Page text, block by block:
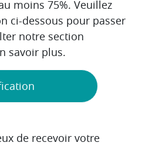
moins 75%. Veuillez
ci-dessous pour passer
notre section
savoir plus.
de recevoir votre